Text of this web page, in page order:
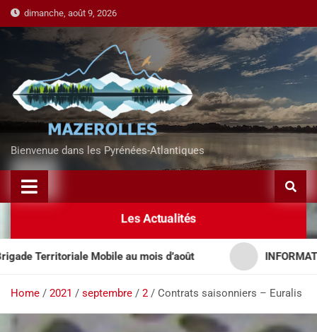
dimanche, août 9, 2026
Bienvenue dans les Pyrénées-Atlantiques
Les Actualités
Territoriale Mobile au mois d’août
Home 2021 septembre 2 Contrats saisonniers – Euralis